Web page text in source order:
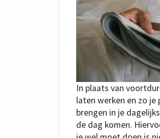
In plaats van
laten werken en zo
brengen in je
de dag komen.